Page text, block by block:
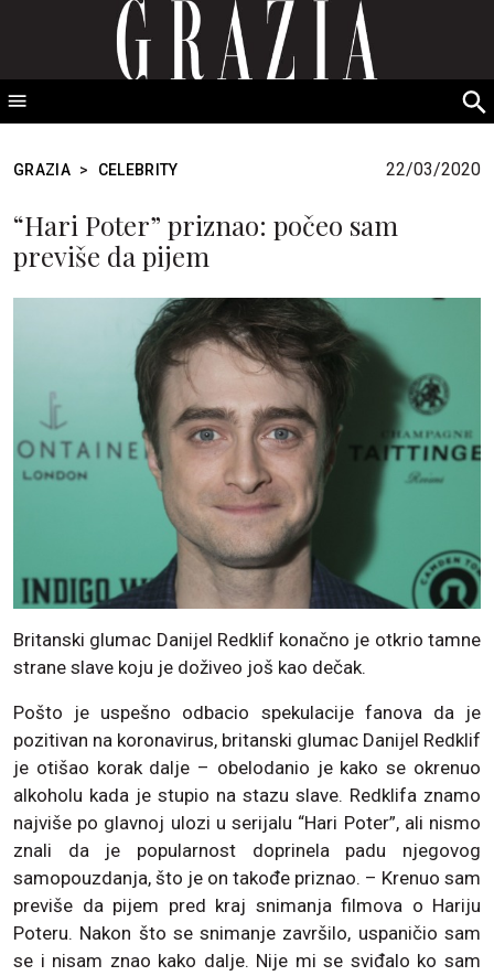
GRAZIA Srbija
GRAZIA > CELEBRITY 22/03/2020
“Hari Poter” priznao: počeo sam
previše da pijem
Britanski glumac Danijel Redklif konačno je otkrio tamne
strane slave koju je doživeo još kao dečak.
Pošto je uspešno odbacio spekulacije fanova da je
pozitivan na koronavirus, britanski glumac Danijel Redklif
je otišao korak dalje – obelodanio je kako se okrenuo
alkoholu kada je stupio na stazu slave. Redklifa znamo
najviše po glavnoj ulozi u serijalu “Hari Poter”, ali nismo
znali da je popularnost doprinela padu njegovog
samopouzdanja, što je on takođe priznao. – Krenuo sam
previše da pijem pred kraj snimanja filmova o Hariju
Poteru. Nakon što se snimanje završilo, uspaničio sam
se i nisam znao kako dalje. Nije mi se sviđalo ko sam